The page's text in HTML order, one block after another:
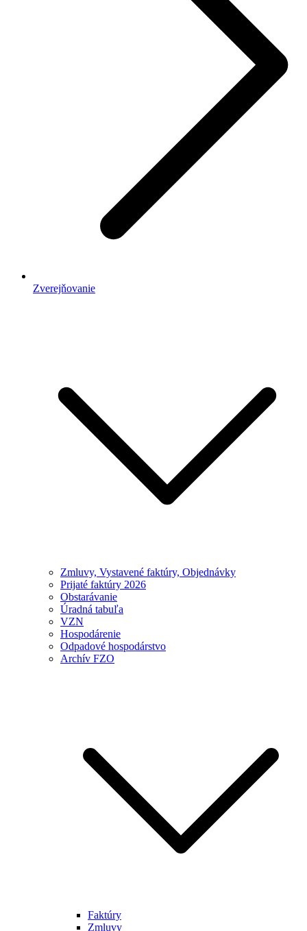
Zverejňovanie
Zmluvy, Vystavené faktúry, Objednávky
Prijaté faktúry 2026
Obstarávanie
Úradná tabuľa
VZN
Hospodárenie
Odpadové hospodárstvo
Archív FZO
Faktúry
Zmluvy